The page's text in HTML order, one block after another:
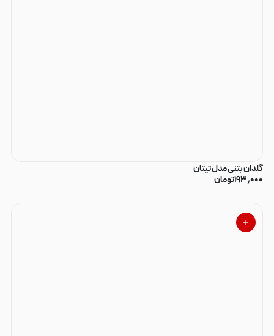
گلدان بتنی مدل تیتان
۱۹۳٫۰۰۰تومان